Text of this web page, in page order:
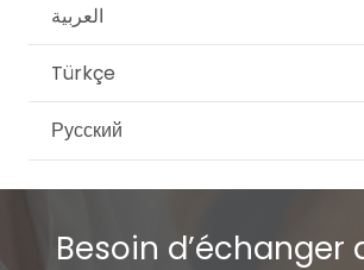
العربية
Türkçe
Русский
Besoin d’échanger